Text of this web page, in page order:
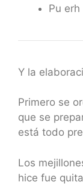
Pu erh
Y la
Primero se
que se
está todo
Los
hice fue